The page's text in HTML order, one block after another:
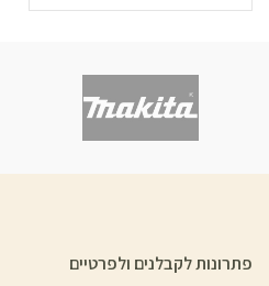
פתרונות לקבלנים ולפרטיים